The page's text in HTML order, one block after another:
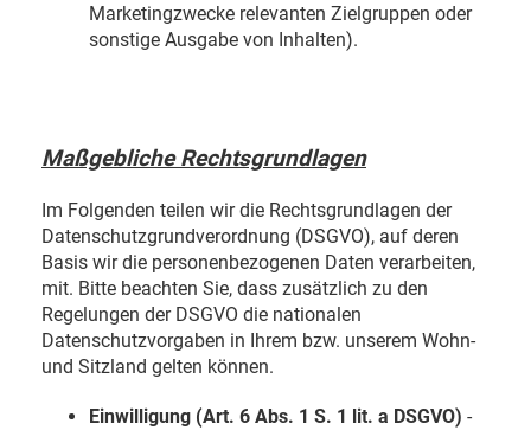
Marketingzwecke relevanten Zielgruppen oder
sonstige Ausgabe von Inhalten).
Maßgebliche Rechtsgrundlagen
Im Folgenden teilen wir die Rechtsgrundlagen der
Datenschutzgrundverordnung (DSGVO), auf deren
Basis wir die personenbezogenen Daten verarbeiten,
mit. Bitte beachten Sie, dass zusätzlich zu den
Regelungen der DSGVO die nationalen
Datenschutzvorgaben in Ihrem bzw. unserem Wohn-
und Sitzland gelten können.
Einwilligung (Art. 6 Abs. 1 S. 1 lit. a DSGVO) -